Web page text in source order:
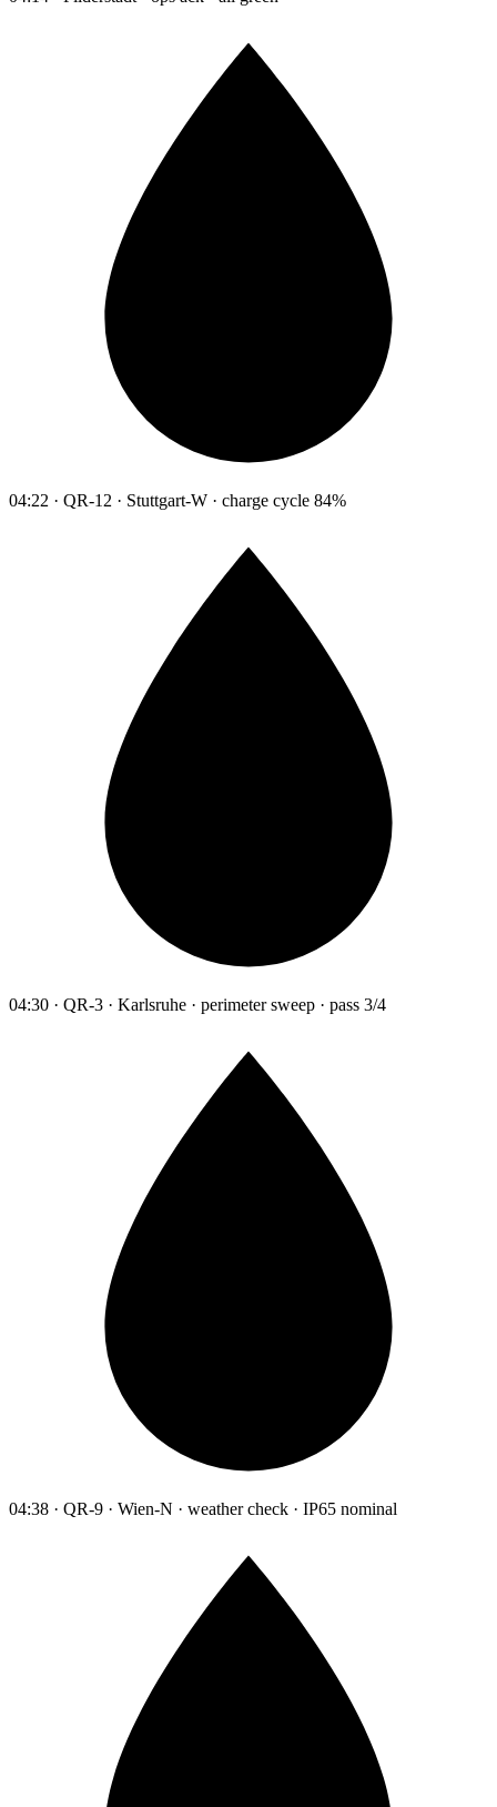
04:22 · QR-12 · Stuttgart-W · charge cycle 84%
04:30 · QR-3 · Karlsruhe · perimeter sweep · pass 3/4
04:38 · QR-9 · Wien-N · weather check · IP65 nominal